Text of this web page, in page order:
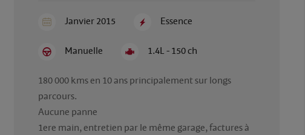
Janvier 2015 Essence
Manuelle 1.4L - 150 ch
180 000 kms en 10 ans principalement sur longs
parcours.
Aucune panne
1ere main, entretien par le même garage, factures à